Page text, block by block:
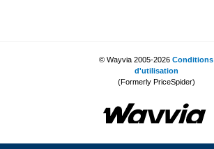
© Wayvia 2005-2026 Conditions
d'utilisation
(Formerly PriceSpider)